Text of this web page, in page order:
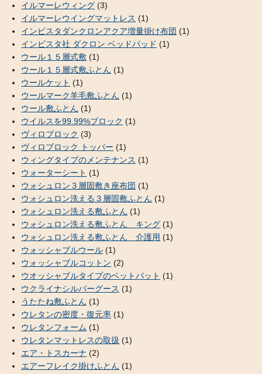
イルマーレウィング (3)
イルマーレウイングマットレス (1)
インビスタダンクロンアクア増量掛け布団 (1)
インビスタ社 ダクロン ベッドパッド (1)
ウール１５層式敷 (1)
ウール１５層式敷ふとん (1)
ウールケット (1)
ウールマーク羊毛敷ふとん (1)
ウール敷ふとん (1)
ウイルスを99.99%ブロック (1)
ヴィロブロック (3)
ヴィロブロック トッパー (1)
ウィングタイプのメンテナンス (1)
ウォーターシート (1)
ウォシュロン３層固敷き座布団 (1)
ウォシュロン洗える３層固敷ふとん (1)
ウォシュロン洗える敷ふとん (1)
ウォシュロン洗える敷ふとん キング (1)
ウォシュロン洗える敷ふとん 介護用 (1)
ウォッシャブルウール (1)
ウォッシャブルコットン (2)
ウオッシャブルタイプのベットパット (1)
ウクライナシルバーグース (1)
うたたね敷ふとん (1)
ウレタンの密度・復元率 (1)
ウレタンフォーム (1)
ウレタンマットレスの取扱 (1)
エア・トスカーナ (2)
エアーフレイク掛けふとん (1)